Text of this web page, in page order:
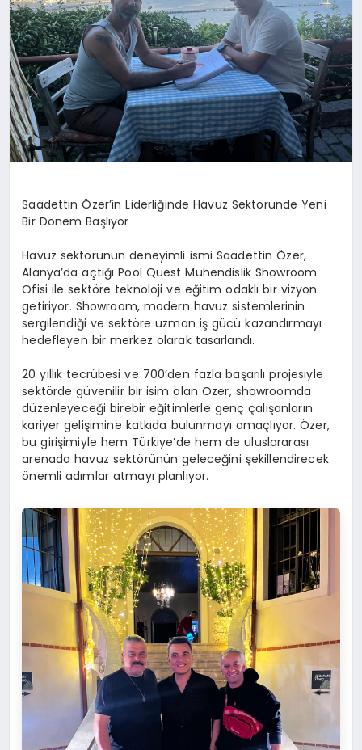
MALATYA HABERLERI
Saadettin Özer’in Liderliğinde Havuz Sektöründe Yeni
Bir Dönem Başlıyor
Havuz sektörünün deneyimli ismi Saadettin Özer,
Alanya’da açtığı Pool Quest Mühendislik Showroom
Ofisi ile sektöre teknoloji ve eğitim odaklı bir vizyon
getiriyor. Showroom, modern havuz sistemlerinin
sergilendiği ve sektöre uzman iş gücü kazandırmayı
hedefleyen bir merkez olarak tasarlandı.
20 yıllık tecrübesi ve 700’den fazla başarılı projesiyle
sektörde güvenilir bir isim olan Özer, showroomda
düzenleyeceği birebir eğitimlerle genç çalışanların
kariyer gelişimine katkıda bulunmayı amaçlıyor. Özer,
bu girişimiyle hem Türkiye’de hem de uluslararası
arenada havuz sektörünün geleceğini şekillendirecek
önemli adımlar atmayı planlıyor.